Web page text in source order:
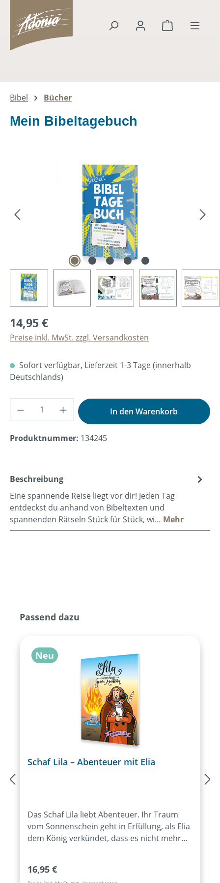
springen
Warenkorb
Bibel Bücher
Mein Bibeltagebuch
Bildergalerie überspringen
14,95 €
Preise inkl. MwSt. zzgl. Versandkosten
Sofort verfügbar, Lieferzeit 1-3 Tage (innerhalb
Deutschlands)
Produkt Anzahl: Gib den gewünschten
In den Warenkorb
Produktnummer: 134245
Beschreibung
Eine spannende Reise liegt vor dir! Jeden Tag
entdeckst du anhand von Bibeltexten und
spannenden Rätseln Stück für Stück, wi… Mehr
Produktgalerie überspringen
Passend dazu
Neu
Schaf Lila – Abenteuer mit Elia
Das Schaf Lila liebt Abenteuer. Ihr Traum
vom Sonnenschein geht in Erfüllung, als Elia
dem König verkündet, dass es nicht mehr
hat. Später ist Lila dabei, als Elia viel
Regulärer Preis:
16,95 €